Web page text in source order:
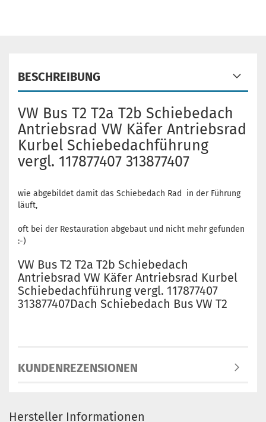
BESCHREIBUNG
VW Bus T2 T2a T2b Schiebedach
Antriebsrad VW Käfer Antriebsrad
Kurbel Schiebedachführung
vergl. 117877407 313877407
wie abgebildet damit das Schiebedach Rad in der Führung
läuft,
oft bei der Restauration abgebaut und nicht mehr gefunden
:-)
VW Bus T2 T2a T2b Schiebedach
Antriebsrad VW Käfer Antriebsrad Kurbel
Schiebedachführung vergl. 117877407
313877407Dach Schiebedach Bus VW T2
KUNDENREZENSIONEN
Hersteller Informationen